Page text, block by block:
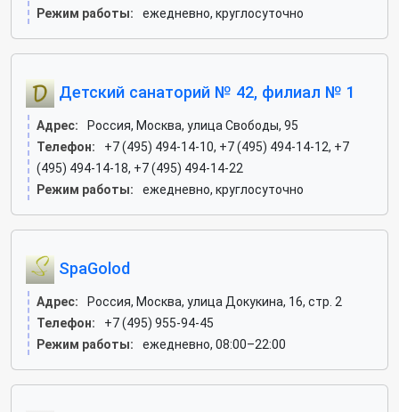
Режим работы:
ежедневно, круглосуточно
Детский санаторий № 42, филиал № 1
Адрес:
Россия, Москва, улица Свободы, 95
Телефон:
+7 (495) 494-14-10, +7 (495) 494-14-12, +7
(495) 494-14-18, +7 (495) 494-14-22
Режим работы:
ежедневно, круглосуточно
SpaGolod
Адрес:
Россия, Москва, улица Докукина, 16, стр. 2
Телефон:
+7 (495) 955-94-45
Режим работы:
ежедневно, 08:00–22:00